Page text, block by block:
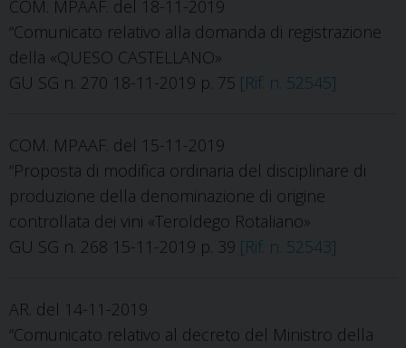
COM. MPAAF. del 18-11-2019
“Comunicato relativo alla domanda di registrazione
della «QUESO CASTELLANO»
GU SG n. 270 18-11-2019 p. 75 [Rif. n. 52545]
COM. MPAAF. del 15-11-2019
“Proposta di modifica ordinaria del disciplinare di
produzione della denominazione di origine
controllata dei vini «Teroldego Rotaliano»
GU SG n. 268 15-11-2019 p. 39 [Rif. n. 52543]
AR. del 14-11-2019
“Comunicato relativo al decreto del Ministro della